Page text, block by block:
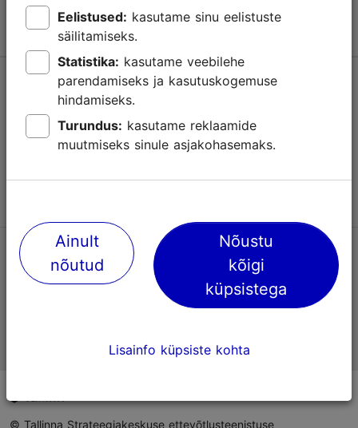
Kasutajatingimused
Võta meiega ühendust
TripAdvisori® hinnangud ja arvustused
© Tallinna Strateegiakeskuse ettevõtlusteenistuse
Eelistused:
säilitamiseks.
Statistika:
parendamiseks ja kasutuskogemuse
hindamiseks.
Turundus:
muutmiseks sinule asjakohasemaks.
Ainult
nõutud
Nõustu
kõigi
küpsistega
Lisainfo küpsiste kohta